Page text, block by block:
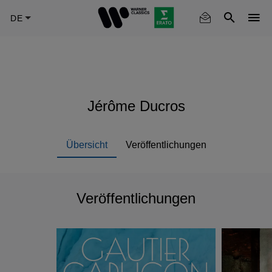
Jérôme Ducros
Übersicht Veröffentlichungen
Veröffentlichungen